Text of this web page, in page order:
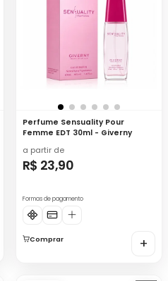
Perfume Sensuality Pour
Femme EDT 30ml - Giverny
a partir de
R$ 23,90
Formas de pagamento
Comprar +